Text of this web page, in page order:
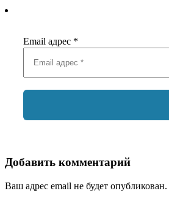
Email адрес *
Добавить комментарий
Ваш адрес email не будет опубликован.